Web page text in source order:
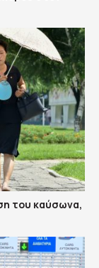
του καύσωνα,